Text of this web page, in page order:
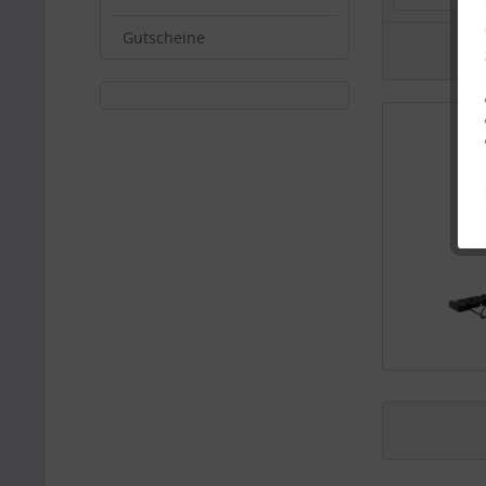
Gutscheine